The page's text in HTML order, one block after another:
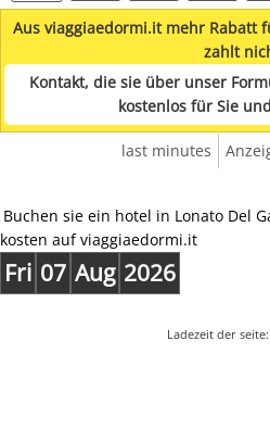
Aus viaggiaedormi.it mehr Rabatt
zahlt
Kontakt, die sie über unser
kostenlos für Sie
last minutes
Buchen sie ein hotel in Lonato Del
kosten auf viaggiaedormi.it
Fri 07 Aug 2026
Ladezeit der seite: